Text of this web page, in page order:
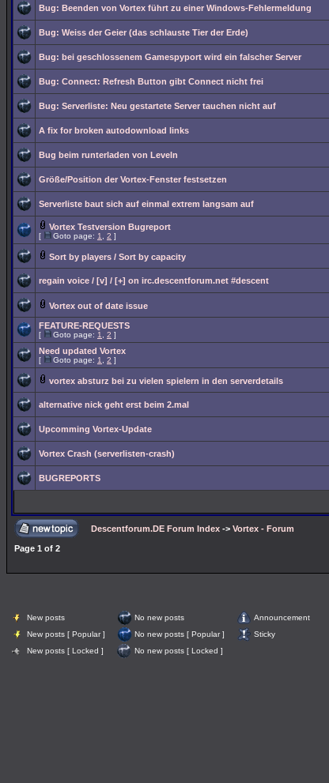
Bug: Beenden von Vortex führt zu einer Windows-Fehlermeldung
Bug: Weiss der Geier (das schlauste Tier der Erde)
Bug: bei geschlossenem Gamespyport wird ein falscher Server
Bug: Connect: Refresh Button gibt Connect nicht frei
Bug: Serverliste: Neu gestartete Server tauchen nicht auf
A fix for broken autodownload links
Bug beim runterladen von Leveln
Größe/Position der Vortex-Fenster festsetzen
Serverliste baut sich auf einmal extrem langsam auf
Vortex Testversion Bugreport
[ Goto page: 1 2 ]
Sort by players / Sort by capacity
regain voice / [v] / [+] on irc.descentforum.net #descent
Vortex out of date issue
FEATURE-REQUESTS
[ Goto page: 1 2 ]
Need updated Vortex
[ Goto page: 1 2 ]
vortex absturz bei zu vielen spielern in den serverdetails
alternative nick geht erst beim 2.mal
Upcomming Vortex-Update
Vortex Crash (serverlisten-crash)
BUGREPORTS
Descentforum.DE Forum Index -> Vortex - Forum
Page 1 of 2
New posts No new posts
Announcement
New posts [ Popular ]
No new posts [ Popular ]
Sticky
New posts [ Locked ]
No new posts [ Locked ]